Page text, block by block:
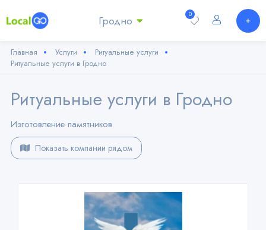
0
Гродно
Главная Услуги
Ритуальные услуги
Ритуальные услуги в Гродно
Ритуальные услуги в Гродно
Изготовление памятников
Показать компании рядом